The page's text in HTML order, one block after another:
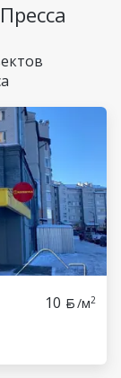
10 /м2